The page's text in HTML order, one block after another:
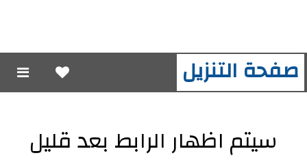
صفحة التنزيل
سيتم اظهار الرابط بعد قليل